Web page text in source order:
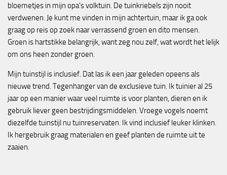
bloemetjes in mijn opa's volktuin. De tuinkriebels zijn nooit
verdwenen. Je kunt me vinden in mijn achtertuin, maar ik ga ook
graag op reis op zoek naar verrassend groen en dito mensen.
Groen is hartstikke belangrijk, want zeg nou zelf, wat wordt het lelijk
om ons heen zonder groen.
Mijn tuinstijl is inclusief. Dat las ik een jaar geleden opeens als
nieuwe trend. Tegenhanger van de exclusieve tuin. Ik tuinier al 25
jaar op een manier waar veel ruimte is voor planten, dieren en ik
gebruik liever geen bestrijdingsmiddelen. Vroege vogels noemt
diezelfde tuinstijl nu tuinreservaten. Ik vind inclusief leuker klinken.
Ik hergebruik graag materialen en geef planten de ruimte uit te
zaaien.